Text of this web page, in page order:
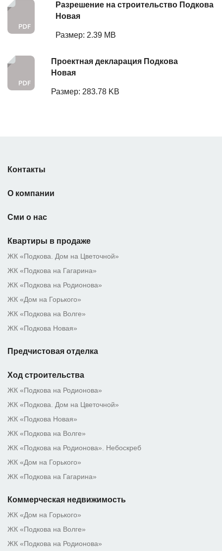
Разрешение на строительство Подкова
Новая
Размер: 2.39 MB
Проектная декларация Подкова
Новая
Размер: 283.78 KB
Контакты
О компании
Сми о нас
Квартиры в продаже
ЖК «Подкова. Дом на Цветочной»
ЖК «Подкова на Гагарина»
ЖК «Подкова на Родионова»
ЖК «Дом на Горького»
ЖК «Подкова на Волге»
ЖК «Подкова Новая»
Предчистовая отделка
Ход строительства
ЖК «Подкова на Родионова»
ЖК «Подкова. Дом на Цветочной»
ЖК «Подкова Новая»
ЖК «Подкова на Волге»
ЖК «Подкова на Родионова». Небоскреб
ЖК «Дом на Горького»
ЖК «Подкова на Гагарина»
Коммерческая недвижимость
ЖК «Дом на Горького»
ЖК «Подкова на Волге»
ЖК «Подкова на Родионова»